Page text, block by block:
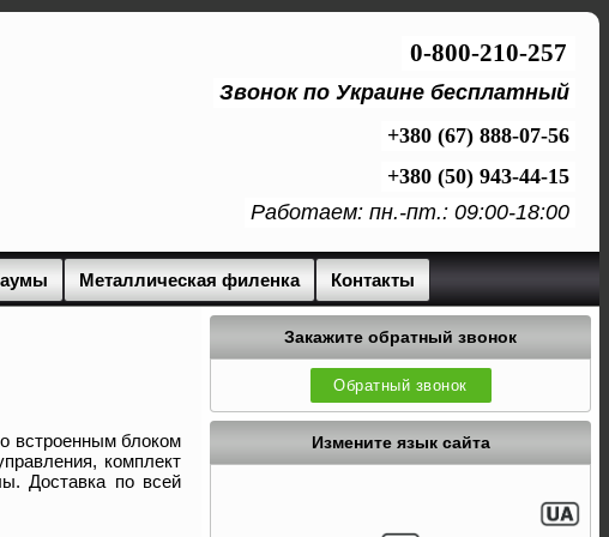
0-800-210-257
Звонок по Украине бесплатный
+380 (67) 888-07-56
+380 (50) 943-44-15
Работаем: пн.-пт.: 09:00-18:00
Металлическая филенка Контакты
встроенным блоком
комплект
Доставка по всей
Закажите обратный звонок
Обратный звонок
Измените язык сайта